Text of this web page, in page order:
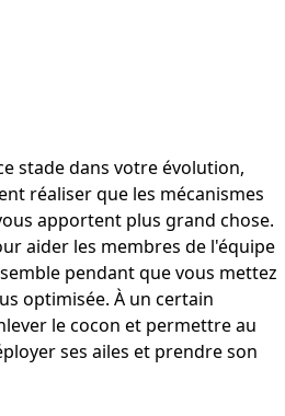
stade dans votre évolution,
réaliser que les mécanismes
apportent plus grand chose.
aider les membres de l'équipe
pendant que vous mettez
optimisée. À un certain
le cocon et permettre au
ses ailes et prendre son